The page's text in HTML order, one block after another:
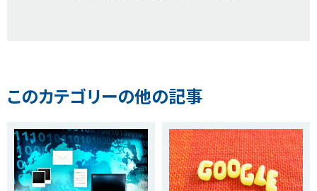
このカテゴリーの他の記事